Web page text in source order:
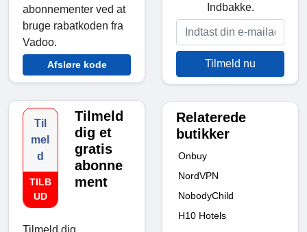
abonnementer ved at
bruge rabatkoden fra
Vadoo.
Afsløre kode
Til
mel
d
TILB
UD
Tilmeld
dig et
gratis
abonne
ment
Indbakke.
Tilmeld nu
Relaterede
butikker
Onbuy
NordVPN
NobodyChild
H10 Hotels